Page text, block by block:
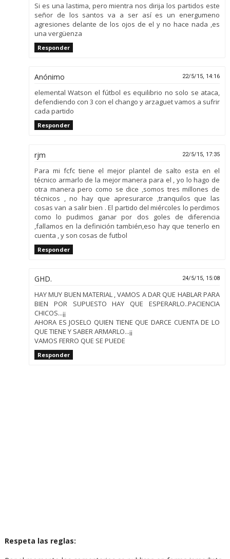
Si es una lastima, pero mientra nos dirija los partidos este
señor de los santos va a ser así es un energumeno
agresiones delante de los ojos de el y no hace nada ,es
una vergüenza
Responder
Anónimo 22/5/15, 14:16
elemental Watson el fútbol es equilibrio no solo se ataca,
defendiendo con 3 con el chango y arzaguet vamos a sufrir
cada partido
Responder
rjm 22/5/15, 17:35
Para mi fcfc tiene el mejor plantel de salto esta en el
técnico armarlo de la mejor manera para el , yo lo hago de
otra manera pero como se dice ,somos tres millones de
técnicos , no hay que apresurarce ,tranquilos que las
cosas van a salir bien . El partido del miércoles lo perdimos
como lo pudimos ganar por dos goles de diferencia
,fallamos en la definición también,eso hay que tenerlo en
cuenta , y son cosas de futbol
Responder
GHD. 24/5/15, 15:08
HAY MUY BUEN MATERIAL , VAMOS A DAR QUE HABLAR PARA
BIEN POR SUPUESTO HAY QUE ESPERARLO..PACIENCIA
CHICOS...¡¡
AHORA ES JOSELO QUIEN TIENE QUE DARCE CUENTA DE LO
QUE TIENE Y SABER ARMARLO...¡¡
VAMOS FERRO QUE SE PUEDE
Responder
Respeta las reglas: